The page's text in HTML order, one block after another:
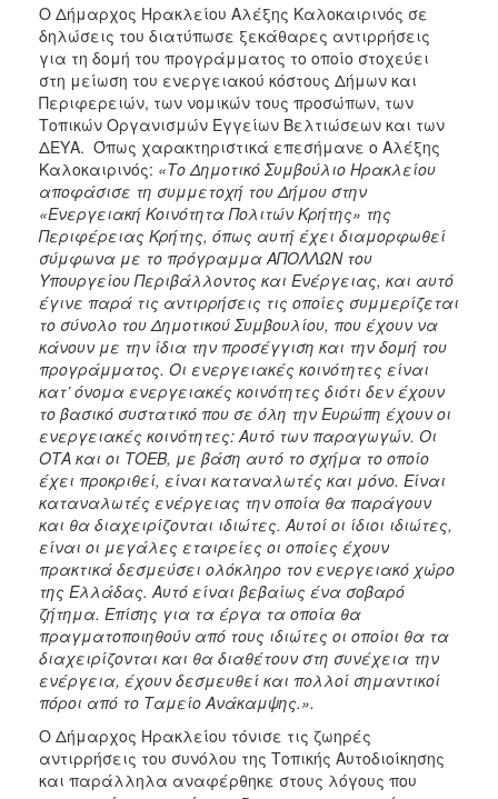
ΤΟΠΟΣ
ΠΟΛΙΤΙΣΜΟΣ
ΑΝΘΕΚΤΙΚΗ
ΠΟΛΗ
Ο Δήμαρχος Ηρακλείου Αλέξης Καλοκαιρινός σε
δηλώσεις του διατύπωσε ξεκάθαρες αντιρρήσεις
για τη δομή του προγράμματος το οποίο στοχεύει
στη μείωση του ενεργειακού κόστους Δήμων και
Περιφερειών, των νομικών τους προσώπων, των
Τοπικών Οργανισμών Εγγείων Βελτιώσεων και των
ΔΕΥΑ. Όπως χαρακτηριστικά επεσήμανε ο Αλέξης
Καλοκαιρινός: «Το Δημοτικό Συμβούλιο Ηρακλείου
αποφάσισε τη συμμετοχή του Δήμου στην
«Ενεργειακή Κοινότητα Πολιτών Κρήτης» της
Περιφέρειας Κρήτης, όπως αυτή έχει διαμορφωθεί
σύμφωνα με το πρόγραμμα ΑΠΟΛΛΩΝ του
Υπουργείου Περιβάλλοντος και Ενέργειας, και αυτό
έγινε παρά τις αντιρρήσεις τις οποίες συμμερίζεται
το σύνολο του Δημοτικού Συμβουλίου, που έχουν να
κάνουν με την ίδια την προσέγγιση και την δομή του
προγράμματος. Οι ενεργειακές κοινότητες είναι
κατ’ όνομα ενεργειακές κοινότητες διότι δεν έχουν
το βασικό συστατικό που σε όλη την Ευρώπη έχουν οι
ενεργειακές κοινότητες: Αυτό των παραγωγών. Οι
ΟΤΑ και οι ΤΟΕΒ, με βάση αυτό το σχήμα το οποίο
έχει προκριθεί, είναι καταναλωτές και μόνο. Είναι
καταναλωτές ενέργειας την οποία θα παράγουν
και θα διαχειρίζονται ιδιώτες. Αυτοί οι ίδιοι ιδιώτες,
είναι οι μεγάλες εταιρείες οι οποίες έχουν
πρακτικά δεσμεύσει ολόκληρο τον ενεργειακό χώρο
της Ελλάδας. Αυτό είναι βεβαίως ένα σοβαρό
ζήτημα. Επίσης για τα έργα τα οποία θα
πραγματοποιηθούν από τους ιδιώτες οι οποίοι θα τα
διαχειρίζονται και θα διαθέτουν στη συνέχεια την
ενέργεια, έχουν δεσμευθεί και πολλοί σημαντικοί
πόροι από το Ταμείο Ανάκαμψης.».
Ο Δήμαρχος Ηρακλείου τόνισε τις ζωηρές
αντιρρήσεις του συνόλου της Τοπικής Αυτοδιοίκησης
και παράλληλα αναφέρθηκε στους λόγους που